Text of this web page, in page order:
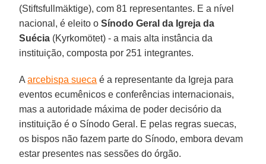
(Stiftsfullmäktige), com 81 representantes. E a nível
nacional, é eleito oSínodo Geral da Igreja da
Suécia (Kyrkomötet) - a mais alta instância da
instituição, composta por 251 integrantes.
Aarcebispa sueca é a representante da Igreja para
eventos ecumênicos e conferências internacionais,
mas a autoridade máxima de poder decisório da
instituição é o Sínodo Geral. E pelas regras suecas,
os bispos não fazem parte do Sínodo, embora devam
estar presentes nas sessões do órgão.